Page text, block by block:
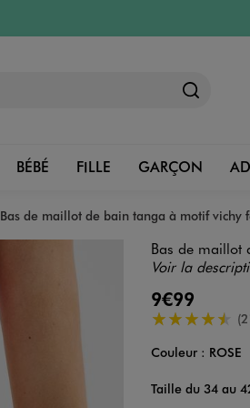
BÉBÉ FILLE GARÇON
Bas de maillot de bain tanga à motif vichy
Bas de maillot
Voir la
9€99
4.5/5 de
Couleur
Couleur : ROSE
Taille du 34 au